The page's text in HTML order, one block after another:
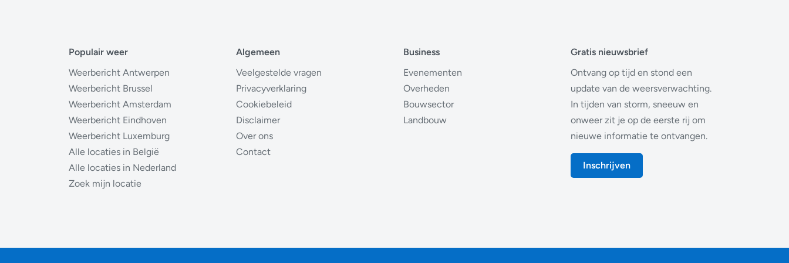
Populair weer
Weerbericht Antwerpen
Weerbericht Brussel
Weerbericht Amsterdam
Weerbericht Eindhoven
Weerbericht Luxemburg
Alle locaties in België
Alle locaties in Nederland
Zoek mijn locatie
Algemeen
Veelgestelde vragen
Privacyverklaring
Cookiebeleid
Disclaimer
Over ons
Contact
Business
Evenementen
Overheden
Bouwsector
Landbouw
Gratis nieuwsbrief
Ontvang op tijd en stond een
update van de weersverwachting.
In tijden van storm, sneeuw en
onweer zit je op de eerste rij om
nieuwe informatie te ontvangen.
Inschrijven